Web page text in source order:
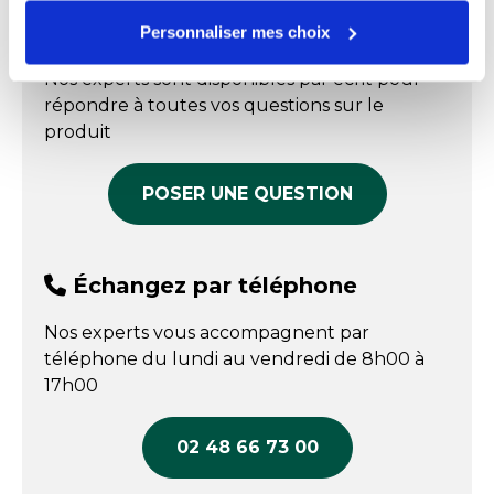
Personnaliser mes choix
Prix public affiché
11,90 € HT
COMPARER
Prix public affiché
44,55 € HT
COMPARER
Échangez par écrit
Nos experts sont disponibles par écrit pour
répondre à toutes vos questions sur le
produit
POSER UNE QUESTION
Échangez par téléphone
Nos experts vous accompagnent par
téléphone du lundi au vendredi de 8h00 à
17h00
02 48 66 73 00